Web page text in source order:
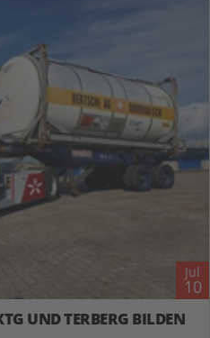
Jul
10
UND TERBERG BILDEN